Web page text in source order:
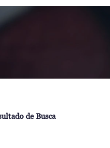
de Busca